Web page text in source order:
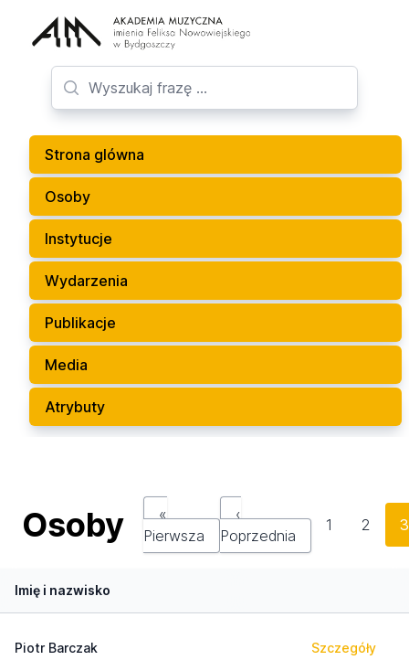
Strona glówna
Osoby
Instytucje
Wydarzenia
Publikacje
Media
Atrybuty
Osoby
«
Pierwsza
‹
Poprzednia
1 2 3
Imię i nazwisko
Piotr Barczak Szczegóły